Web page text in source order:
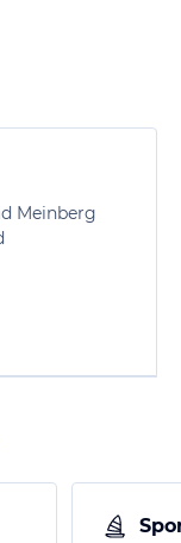
Meinberg